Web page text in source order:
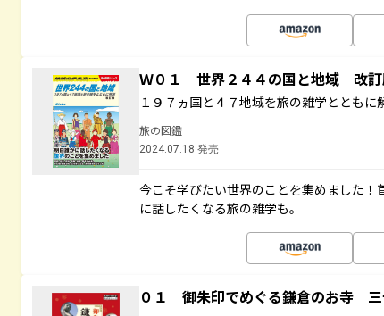
Ｗ０１ 世界２４４の国と地域 改
１９７ヵ国と４７地域を旅の雑学とともに
旅の図鑑
2024.07.18 発売
今こそ学びたい世界のことを集めました
に話したくなる旅の雑学も。
０１ 御朱印でめぐる鎌倉のお寺